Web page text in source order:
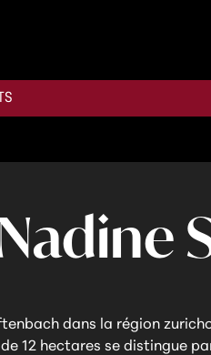
dans la région
12 hectares se distingue